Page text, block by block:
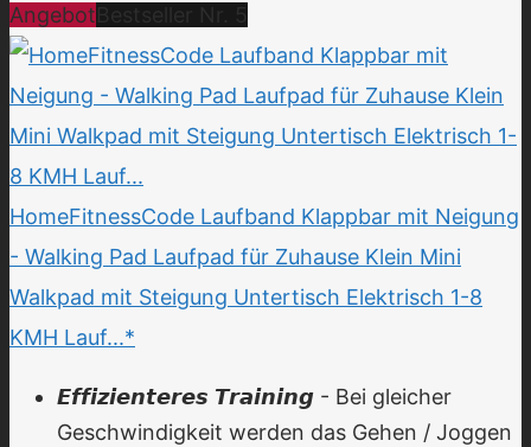
Angebot
HomeFitnessCode Laufband Klappbar mit Neigung
- Walking Pad Laufpad für Zuhause Klein Mini
Walkpad mit Steigung Untertisch Elektrisch 1-8
KMH Lauf...*
𝙀𝙛𝙛𝙞𝙯𝙞𝙚𝙣𝙩𝙚𝙧𝙚𝙨 𝙏𝙧𝙖𝙞𝙣𝙞𝙣𝙜 - Bei gleicher
Geschwindigkeit werden das Gehen / Joggen